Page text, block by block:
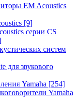
EM Acoustics
[9]
серии CS
систем
для звукового
Yamaha [254]
Yamaha